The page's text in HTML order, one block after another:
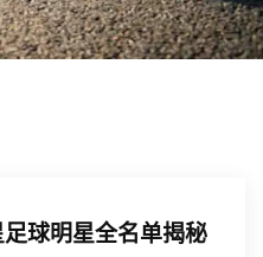
球明星全名单揭秘